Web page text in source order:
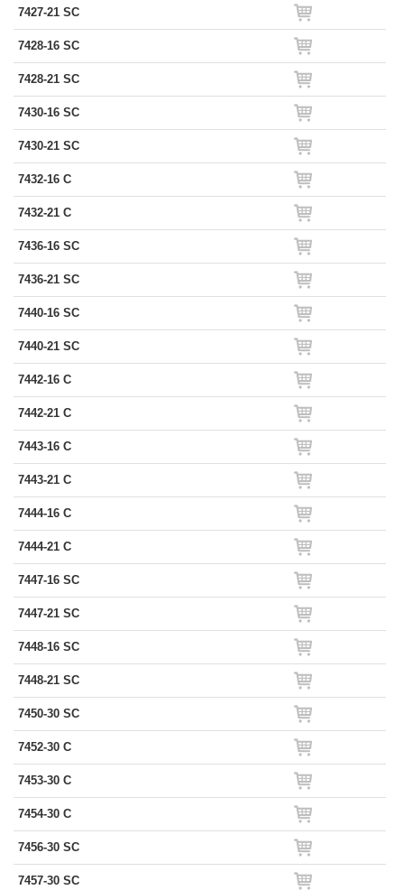
7427-21 SC
7428-16 SC
7428-21 SC
7430-16 SC
7430-21 SC
7432-16 C
7432-21 C
7436-16 SC
7436-21 SC
7440-16 SC
7440-21 SC
7442-16 C
7442-21 C
7443-16 C
7443-21 C
7444-16 C
7444-21 C
7447-16 SC
7447-21 SC
7448-16 SC
7448-21 SC
7450-30 SC
7452-30 C
7453-30 C
7454-30 C
7456-30 SC
7457-30 SC